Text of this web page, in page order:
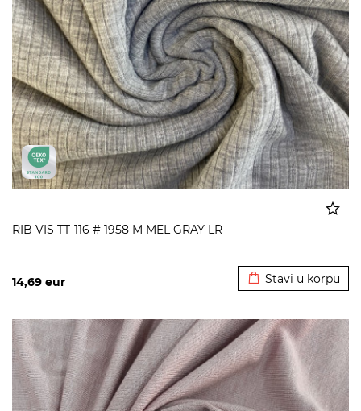
RIB VIS TT-116 # 1958 M MEL GRAY LR
14,69 eur Stavi u korpu